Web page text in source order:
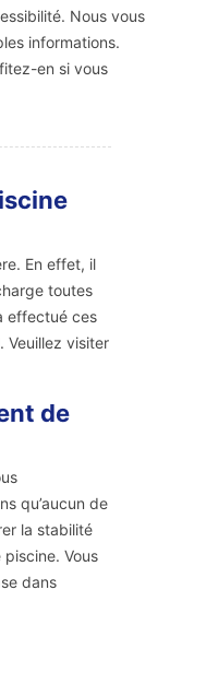
Nous vous
informations.
en si vous
En effet, il
toutes
effectué ces
Veuillez visiter
de
qu’aucun de
la stabilité
Vous
dans